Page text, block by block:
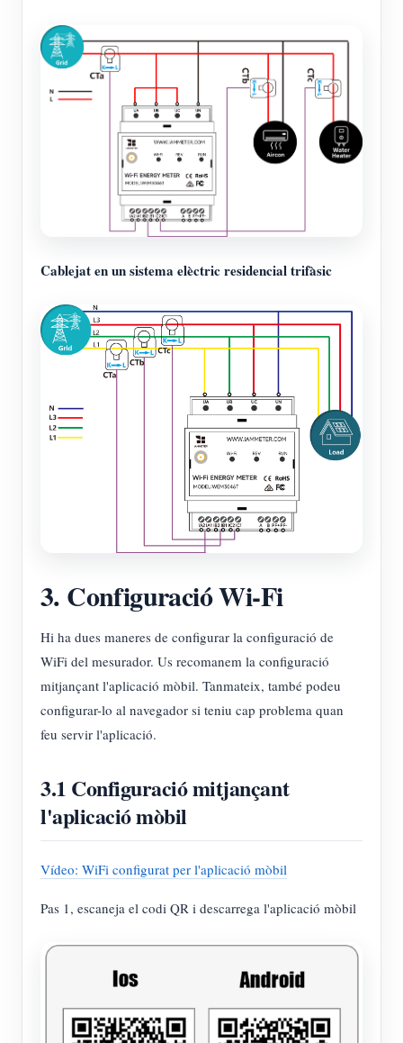
Cablejat en un sistema elèctric residencial trifàsic
3. Configuració Wi-Fi
Hi ha dues maneres de configurar la configuració de
WiFi del mesurador. Us recomanem la configuració
mitjançant l'aplicació mòbil. Tanmateix, també podeu
configurar-lo al navegador si teniu cap problema quan
feu servir l'aplicació.
3.1 Configuració mitjançant
l'aplicació mòbil
Vídeo: WiFi configurat per l'aplicació mòbil
Pas 1, escaneja el codi QR i descarrega l'aplicació mòbil